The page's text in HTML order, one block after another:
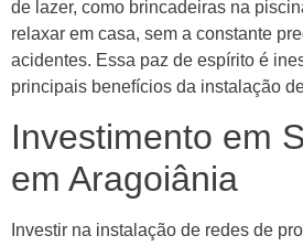
de lazer, como brincadeiras na
relaxar em casa, sem a constante
acidentes. Essa paz de espírito é
principais benefícios da instalação
Investimento em
em Aragoiânia
Investir na instalação de redes de